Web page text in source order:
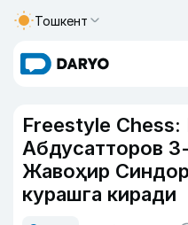
Тошкент
Freestyle
Абдусатторов
Жавоҳир
курашга киради